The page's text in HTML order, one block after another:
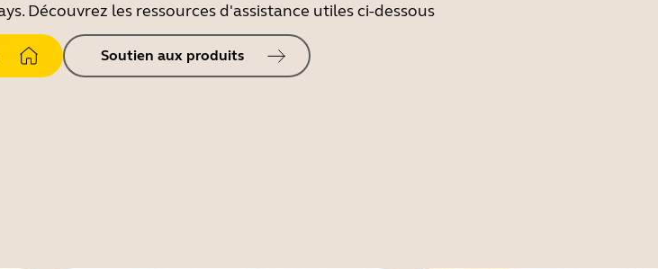
Découvrez les ressources d'assistance utiles ci-dessous
Soutien aux produits